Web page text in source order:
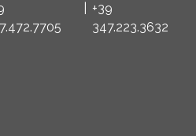
+39
347.223.3632